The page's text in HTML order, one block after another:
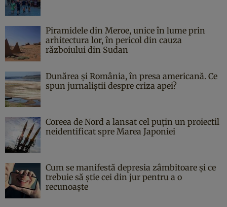
Piramidele din Meroe, unice în lume prin
arhitectura lor, în pericol din cauza
războiului din Sudan
Dunărea și România, în presa americană. Ce
spun jurnaliștii despre criza apei?
Coreea de Nord a lansat cel puțin un proiectil
neidentificat spre Marea Japoniei
Cum se manifestă depresia zâmbitoare și ce
trebuie să știe cei din jur pentru a o
recunoaște